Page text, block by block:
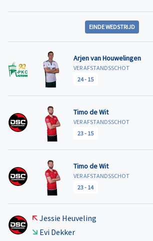
EINDE WEDSTRIJD
Arjen van Houwelingen
VER AFSTANDSSCHOT
24- 15
Timo de Wit
VER AFSTANDSSCHOT
23- 15
Timo de Wit
VER AFSTANDSSCHOT
23- 14
Jessie Heuveling
Evi Dekker